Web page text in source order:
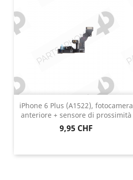
iPhone 6 Plus (A1522), fotocamera
anteriore + sensore di prossimità
Prezzo
9,95 CHF